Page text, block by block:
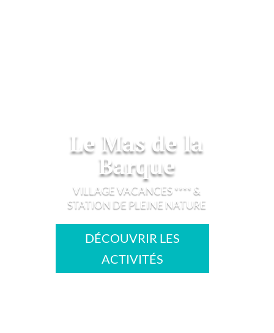
Le Mas de la
Barque
VILLAGE VACANCES **** &
STATION DE PLEINE NATURE
DÉCOUVRIR LES
ACTIVITÉS